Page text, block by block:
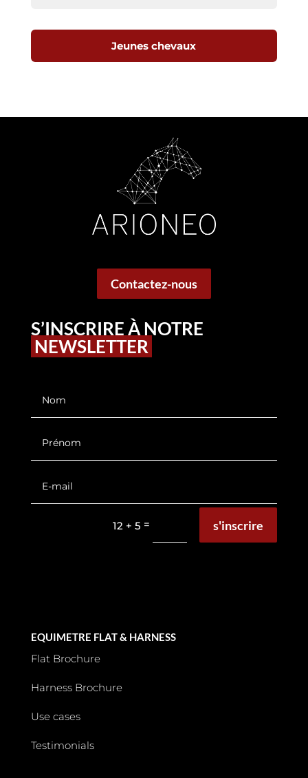
Jeunes chevaux
Contactez-nous
S’INSCRIRE À NOTRE
NEWSLETTER
12 + 5 = s'inscrire
EQUIMETRE FLAT & HARNESS
Flat Brochure
Harness Brochure
Use cases
Testimonials